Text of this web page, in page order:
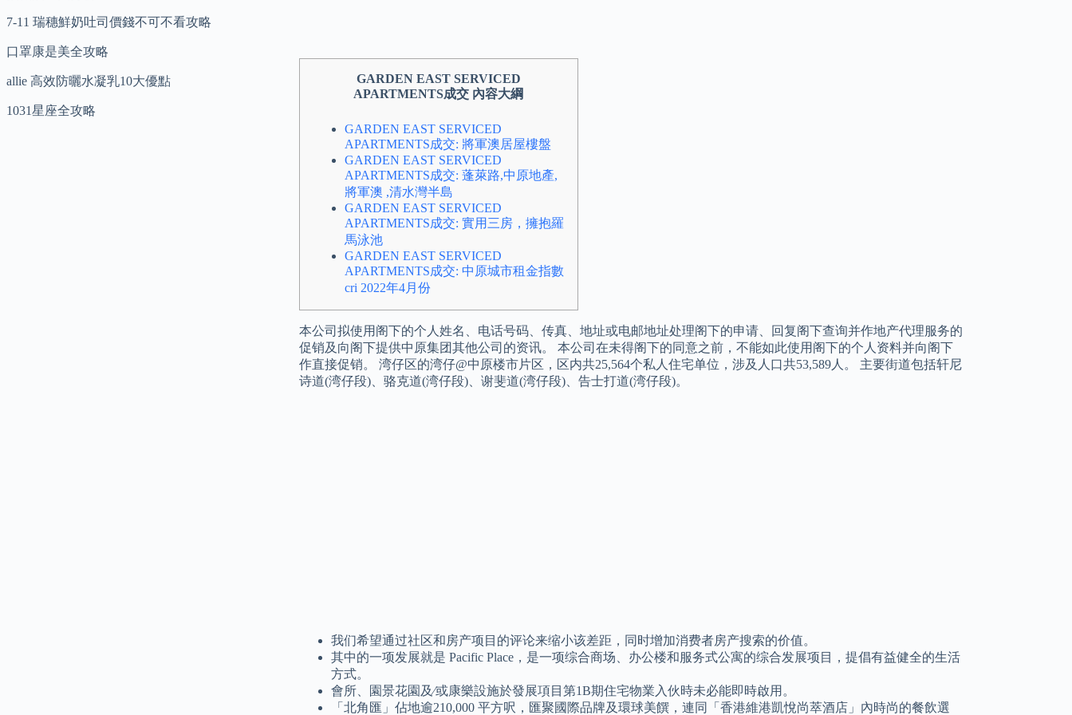
GARDEN EAST SERVICED
APARTMENTS成交 內容大綱
GARDEN EAST SERVICED
APARTMENTS成交: 將軍澳居屋樓盤
GARDEN EAST SERVICED
APARTMENTS成交: 蓬萊路,中原地產,
將軍澳 ,清水灣半島
GARDEN EAST SERVICED
APARTMENTS成交: 實用三房，擁抱羅
馬泳池
GARDEN EAST SERVICED
APARTMENTS成交: 中原城市租金指數
cri 2022年4月份
本公司拟使用阁下的个人姓名、电话号码、传真、地址或电邮地址处理阁下的申请、回复阁下查询并作地产代理服务的
促销及向阁下提供中原集团其他公司的资讯。 本公司在未得阁下的同意之前，不能如此使用阁下的个人资料并向阁下
作直接促销。 湾仔区的湾仔@中原楼市片区，区内共25,564个私人住宅单位，涉及人口共53,589人。 主要街道包括轩尼
诗道(湾仔段)、骆克道(湾仔段)、谢斐道(湾仔段)、告士打道(湾仔段)。
我们希望通过社区和房产项目的评论来缩小该差距，同时增加消费者房产搜索的价值。
其中的一项发展就是 Pacific Place，是一项综合商场、办公楼和服务式公寓的综合发展项目，提倡有益健全的生活
方式。
會所、園景花園及∕或康樂設施於發展項目第1B期住宅物業入伙時未必能即時啟用。
「北角匯」佔地逾210,000 平方呎，匯聚國際品牌及環球美饌，連同「香港維港凱悅尚萃酒店」內時尚的餐飲選
7-11 瑞穗鮮奶吐司價錢不可不看攻略
口罩康是美全攻略
allie 高效防曬水凝乳10大優點
1031星座全攻略